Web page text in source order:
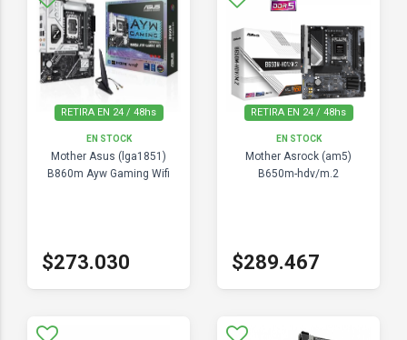
RETIRA EN 24 / 48hs
EN STOCK
Mother Asus (lga1851)
B860m Ayw Gaming Wifi
$273.030
RETIRA EN 24 / 48hs
EN STOCK
Mother Asrock (am5)
B650m-hdv/m.2
$289.467